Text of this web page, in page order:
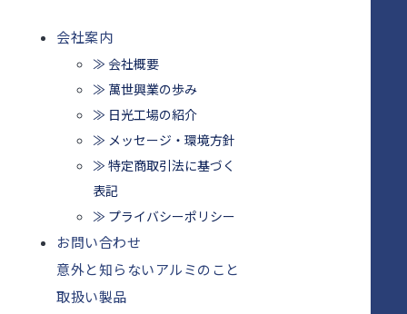
会社案内
≫ 会社概要
≫ 萬世興業の歩み
≫ 日光工場の紹介
≫ メッセージ・環境方針
≫ 特定商取引法に基づく
表記
≫ プライバシーポリシー
お問い合わせ
意外と知らないアルミのこと
取扱い製品